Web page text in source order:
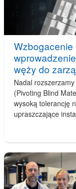
węży do
Nadal
(Pivoting Blind
wysoką tolerancję
upraszczające